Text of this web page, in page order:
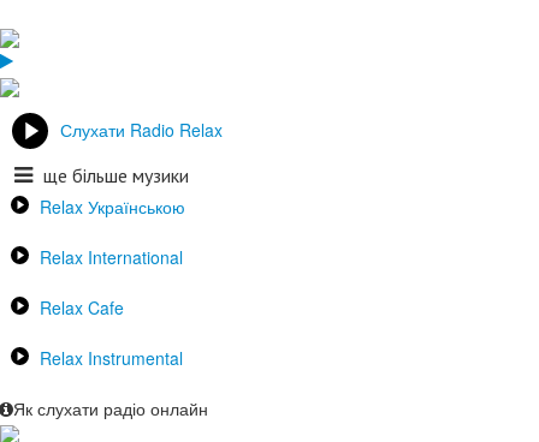
Слухати Radio Relax
ще більше музики
Relax Українською
Relax International
Relax Cafe
Relax Instrumental
Як слухати радіо онлайн